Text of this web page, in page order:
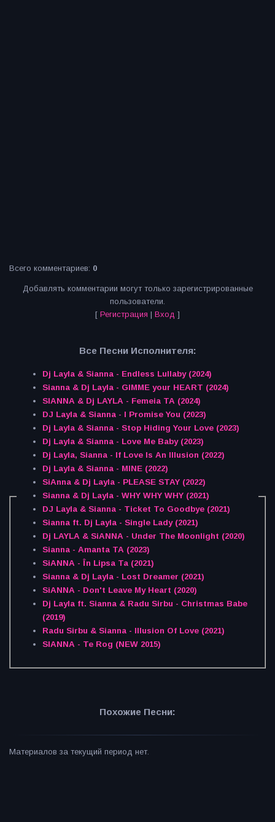
Всего комментариев: 0
Добавлять комментарии могут только зарегистрированные
пользователи.
[ Регистрация | Вход ]
Все Песни Исполнителя:
Dj Layla & Sianna - Endless Lullaby (2024)
Sianna & Dj Layla - GIMME your HEART (2024)
SIANNA & Dj LAYLA - Femeia TA (2024)
DJ Layla & Sianna - I Promise You (2023)
Dj Layla & Sianna - Stop Hiding Your Love (2023)
Dj Layla & Sianna - Love Me Baby (2023)
Dj Layla, Sianna - If Love Is An Illusion (2022)
Dj Layla & Sianna - MINE (2022)
SiAnna & Dj Layla - PLEASE STAY (2022)
Sianna & Dj Layla - WHY WHY WHY (2021)
DJ Layla & Sianna - Ticket To Goodbye (2021)
Sianna ft. Dj Layla - Single Lady (2021)
Dj LAYLA & SiANNA - Under The Moonlight (2020)
Sianna - Amanta TA (2023)
SiANNA - În Lipsa Ta (2021)
Sianna & Dj Layla - Lost Dreamer (2021)
SiANNA - Don't Leave My Heart (2020)
Dj Layla ft. Sianna & Radu Sirbu - Christmas Babe
(2019)
Radu Sirbu & Sianna - Illusion Of Love (2021)
SIANNA - Te Rog (NEW 2015)
Похожие Песни:
Материалов за текущий период нет.